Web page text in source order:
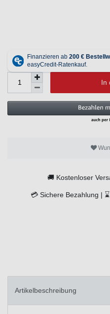
In
🚚 Kostenloser
💳 Sichere Bezahlung | ⌛
Artikelbeschreibung